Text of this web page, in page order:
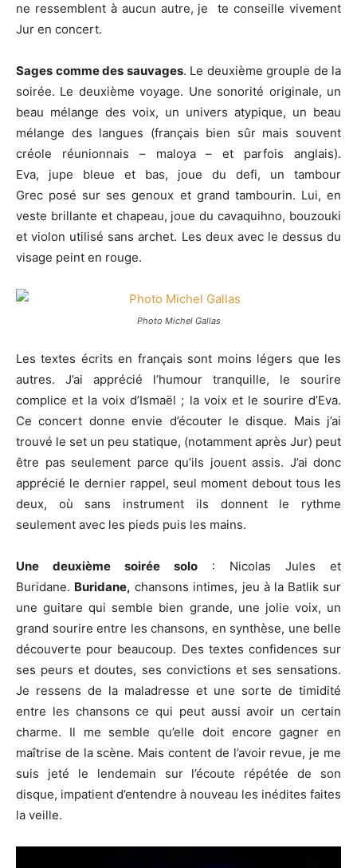
ne ressemblent à aucun autre, je te conseille vivement
Jur en concert.
Sages comme des sauvages. Le deuxième grouple de la
soirée. Le deuxième voyage. Une sonorité originale, un
beau mélange des voix, un univers atypique, un beau
mélange des langues (français bien sûr mais souvent
créole réunionnais – maloya – et parfois anglais).
Eva, jupe bleue et bas, joue du defi, un tambour
Grec posé sur ses genoux et grand tambourin. Lui, en
veste brillante et chapeau, joue du cavaquihno, bouzouki
et violon utilisé sans archet. Les deux avec le dessus du
visage peint en rouge.
Photo Michel Gallas
Les textes écrits en français sont moins légers que les
autres. J’ai apprécié l’humour tranquille, le sourire
complice et la voix d’Ismaël ; la voix et le sourire d’Eva.
Ce concert donne envie d’écouter le disque. Mais j’ai
trouvé le set un peu statique, (notamment après Jur) peut
être pas seulement parce qu’ils jouent assis. J’ai donc
apprécié le dernier rappel, seul moment debout tous les
deux, où sans instrument ils donnent le rythme
seulement avec les pieds puis les mains.
Une deuxième soirée solo : Nicolas Jules et
Buridane. Buridane, chansons intimes, jeu à la Batlik sur
une guitare qui semble bien grande, une jolie voix, un
grand sourire entre les chansons, en synthèse, une belle
découverte pour beaucoup. Des textes confidences sur
ses peurs et doutes, ses convictions et ses sensations.
Je ressens de la maladresse et une sorte de timidité
entre les chansons ce qui peut aussi avoir un certain
charme. Il me semble qu’elle doit encore gagner en
maîtrise de la scène. Mais content de l’avoir revue, je me
suis jeté le lendemain sur l’écoute répétée de son
disque, impatient d’entendre à nouveau les inédites faites
la veille.